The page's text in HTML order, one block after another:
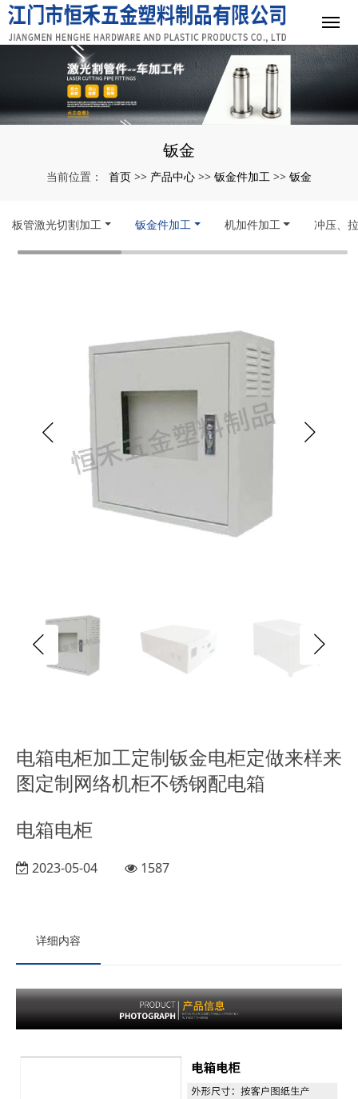
钣金
当前位置： 首页 >> 产品中心 >> 钣金件加工 >> 钣金
板管激光切割加工 钣金件加工 机加件加工 冲压、
电箱电柜加工定制钣金电柜定做来样来
图定制网络机柜不锈钢配电箱
电箱电柜
2023-05-04 1587
详细内容